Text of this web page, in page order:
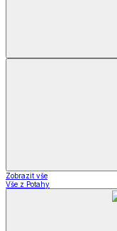
Zobrazit vše
Vše z Potahy